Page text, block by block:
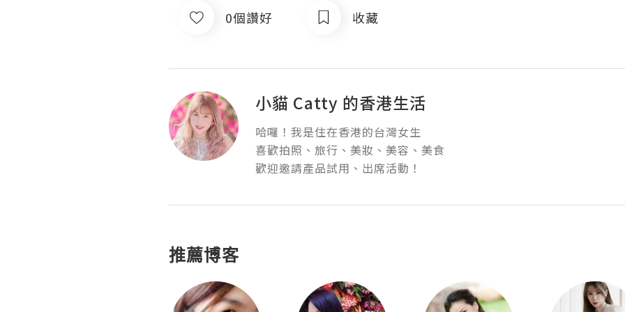
0個讚好 收藏
小貓 Catty 的香港生活
哈囉！我是住在香港的台灣女生
喜歡拍照、旅行、美妝、美容、美食
歡迎邀請產品試用、出席活動！
推薦博客